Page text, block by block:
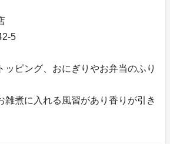
5
ッピング、おにぎりやお弁当のふり
煮に入れる風習があり香りが引き